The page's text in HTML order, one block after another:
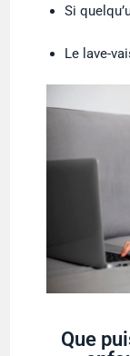
Si
Le lave-
Que